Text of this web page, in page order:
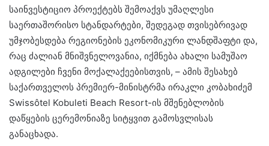
საინვესტიციო პროექტებს შემოაქვს უმაღლესი
საერთაშორისო სტანდარტები, შედეგად თვისებრივად
უმჯობესდება რეგიონების ეკონომიკური ლანდშაფტი და,
რაც ძალიან მნიშვნელოვანია, იქმნება ახალი სამუშაო
ადგილები ჩვენი მოქალაქეებისთვის, – ამის შესახებ
საქართველოს პრემიერ-მინისტრმა ირაკლი კობახიძემ
Swissôtel Kobuleti Beach Resort-ის მშენებლობის
დაწყების ცერემონიაზე სიტყვით გამოსვლისას
განაცხადა.